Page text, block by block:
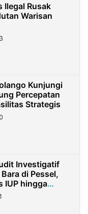
Ilegal Rusak
Warisan
Kunjungi
Percepatan
Strategis
Investigatif
di Pessel,
IUP hingga